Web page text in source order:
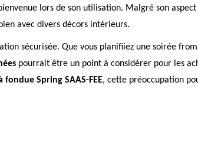
lors de son utilisation. Malgré son
avec divers décors intérieurs.
sécurisée. Que vous planifiiez une soirée
pourrait être un point à considérer pour les
fondue Spring SAAS-FEE, cette préoccupation